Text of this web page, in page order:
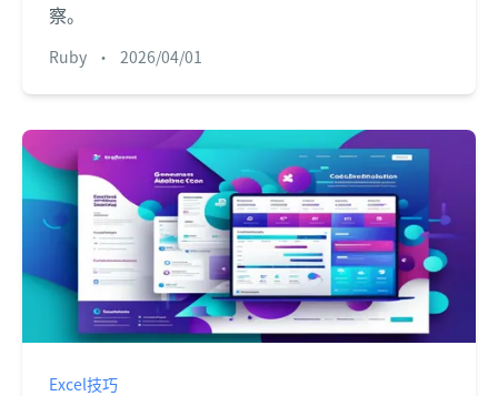
察。
Ruby • 2026/04/01
Excel技巧